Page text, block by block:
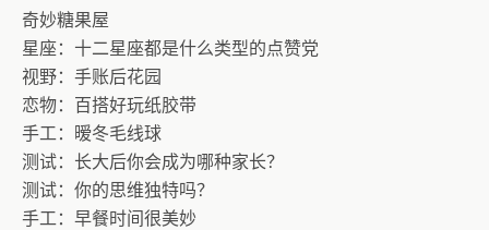
奇妙糖果屋
星座：十二星座都是什么类型的点赞党
视野：手账后花园
恋物：百搭好玩纸胶带
手工：暧冬毛线球
测试：长大后你会成为哪种家长？
测试：你的思维独特吗？
手工：早餐时间很美妙